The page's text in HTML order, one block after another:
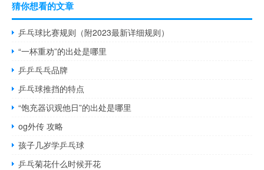
猜你想看的文章
乒乓球比赛规则（附2023最新详细规则）
“一杯重劝”的出处是哪里
乒乒乓乓品牌
乒乓球推挡的特点
“饱充器识观他日”的出处是哪里
og外传 攻略
孩子几岁学乒乓球
乒乓菊花什么时候开花